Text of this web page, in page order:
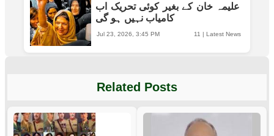
علیمہ خان کے بغیر کوئی تحریک اب
کامیاب نہیں ہو گی
11 | Latest News
Jul 23, 2026, 3:45 PM
Related Posts